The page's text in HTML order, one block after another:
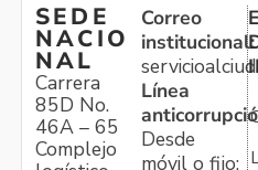
SEDE
NACIO
NAL
Carrera
85D No.
46A – 65
Complejo
Correo
institucional:
Línea
Desde
móvil o fijo: